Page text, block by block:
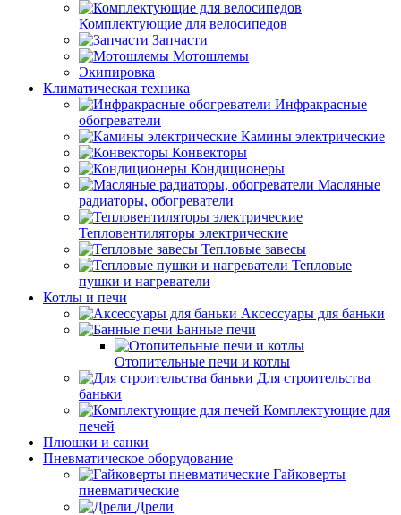
Комплектующие для велосипедов
Запчасти
Мотошлемы
Экипировка
Климатическая техника
Инфракрасные
обогреватели
Камины электрические
Конвекторы
Кондиционеры
Масляные
радиаторы, обогреватели
Тепловентиляторы электрические
Тепловые завесы
Тепловые
пушки и нагреватели
Котлы и печи
Аксессуары для баньки
Банные печи
Отопительные печи и котлы
Для строительства
баньки
Комплектующие для
печей
Плюшки и санки
Пневматическое оборудование
Гайковерты
пневматические
Дрели